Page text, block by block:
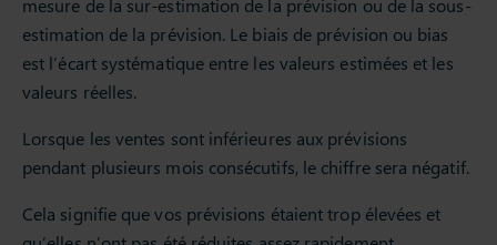
mesure de la sur-estimation de la prévision ou de la sous-
estimation de la prévision. Le biais de prévision ou bias
est l’écart systématique entre les valeurs estimées et les
valeurs réelles.
Lorsque les ventes sont inférieures aux prévisions
pendant plusieurs mois consécutifs, le chiffre sera négatif.
Cela signifie que vos prévisions étaient trop élevées et